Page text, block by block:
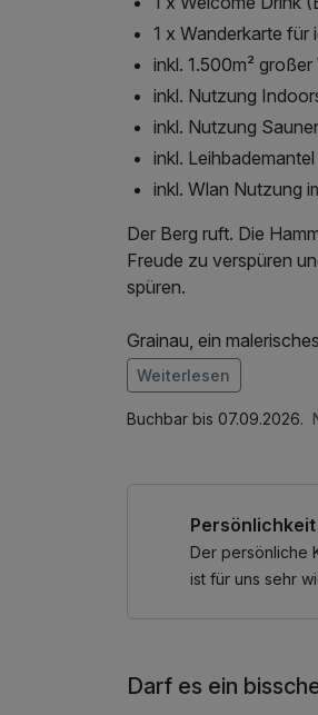
1 x Wanderkarte für
inkl. 1.500m²
inkl. Nutzung
inkl. Nutzung
inkl.
inkl. Wlan Nutzung
Der Berg ruft. Die
Freude zu verspüren
spüren.
Grainau, ein
Urlaub in den
machen es zu einem
von Grainau entfernt
Im Angebot enthalten
1 Flasche
Weiterlesen
Buchbar bis 07.09.2026.
Persönlichkeit
Der persönliche
ist für uns sehr
Darf es ein